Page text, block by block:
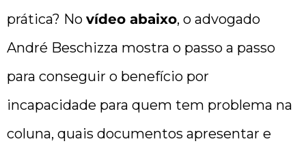
prática? No vídeo abaixo, o advogado
André Beschizza mostra o passo a passo
para conseguir o benefício por
incapacidade para quem tem problema na
coluna, quais documentos apresentar e